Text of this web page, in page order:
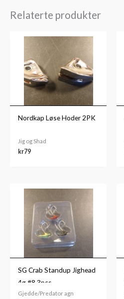
Relaterte produkter
Nordkap Løse Hoder 2PK
Jig og Shad
kr79
SG Crab Standup Jighead
4g #8 3pcs
Gjedde/Predator agn